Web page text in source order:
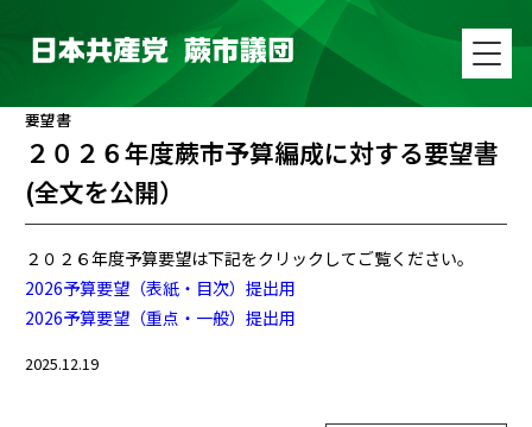
要望書
２０２６年度蕨市予算編成に対する要望書
(全文を公開）
２０２６年度予算要望は下記をクリックしてご覧ください。
2026予算要望（表紙・目次）提出用
2026予算要望（重点・一般）提出用
2025.12.19